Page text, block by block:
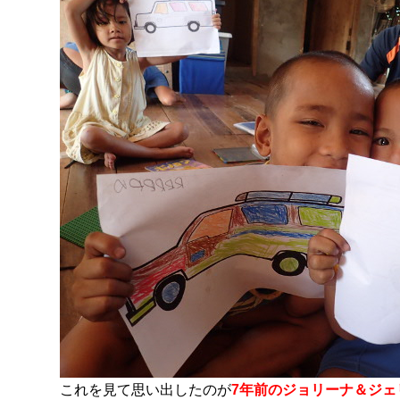
これを見て思い出したのが7年前のジョリーナ＆ジェ